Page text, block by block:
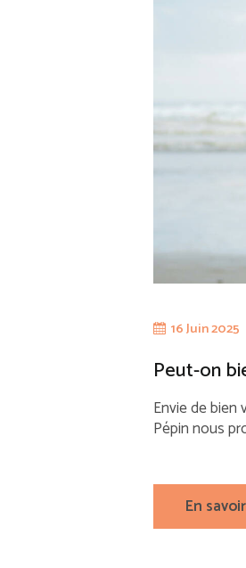
16 Juin 2025
Peut-on
Envie de bien
Pépin nous
En